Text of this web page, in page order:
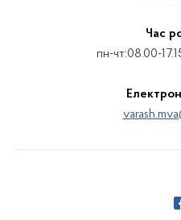
Час
пн-чт:08.00-